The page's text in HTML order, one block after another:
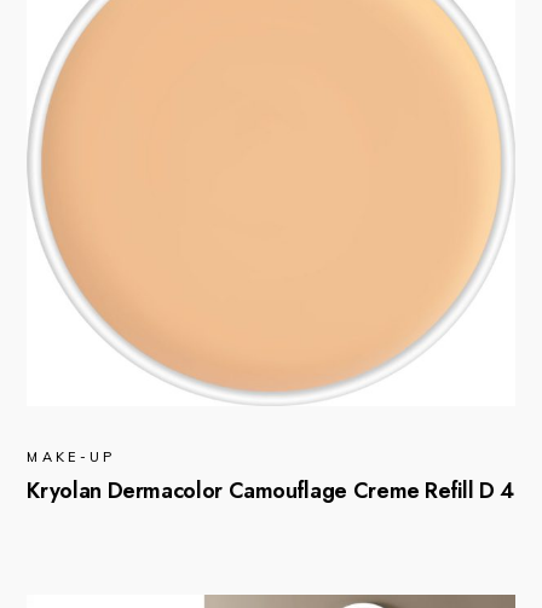
MAKE-UP
Kryolan Dermacolor Camouflage Creme Refill D 4